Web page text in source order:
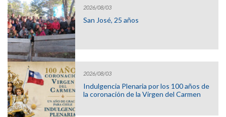
2026/08/03
San José, 25 años
2026/08/03
Indulgencia Plenaria por los 100 años de
la coronación de la Virgen del Carmen